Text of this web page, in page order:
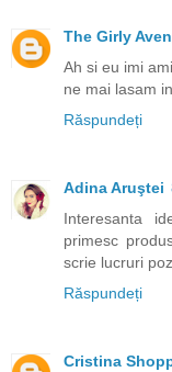
The Girly
Ah si eu imi
ne mai lasam
Răspundeți
Adina Aruştei
Interesanta
primesc
scrie lucruri
Răspundeți
Cristina